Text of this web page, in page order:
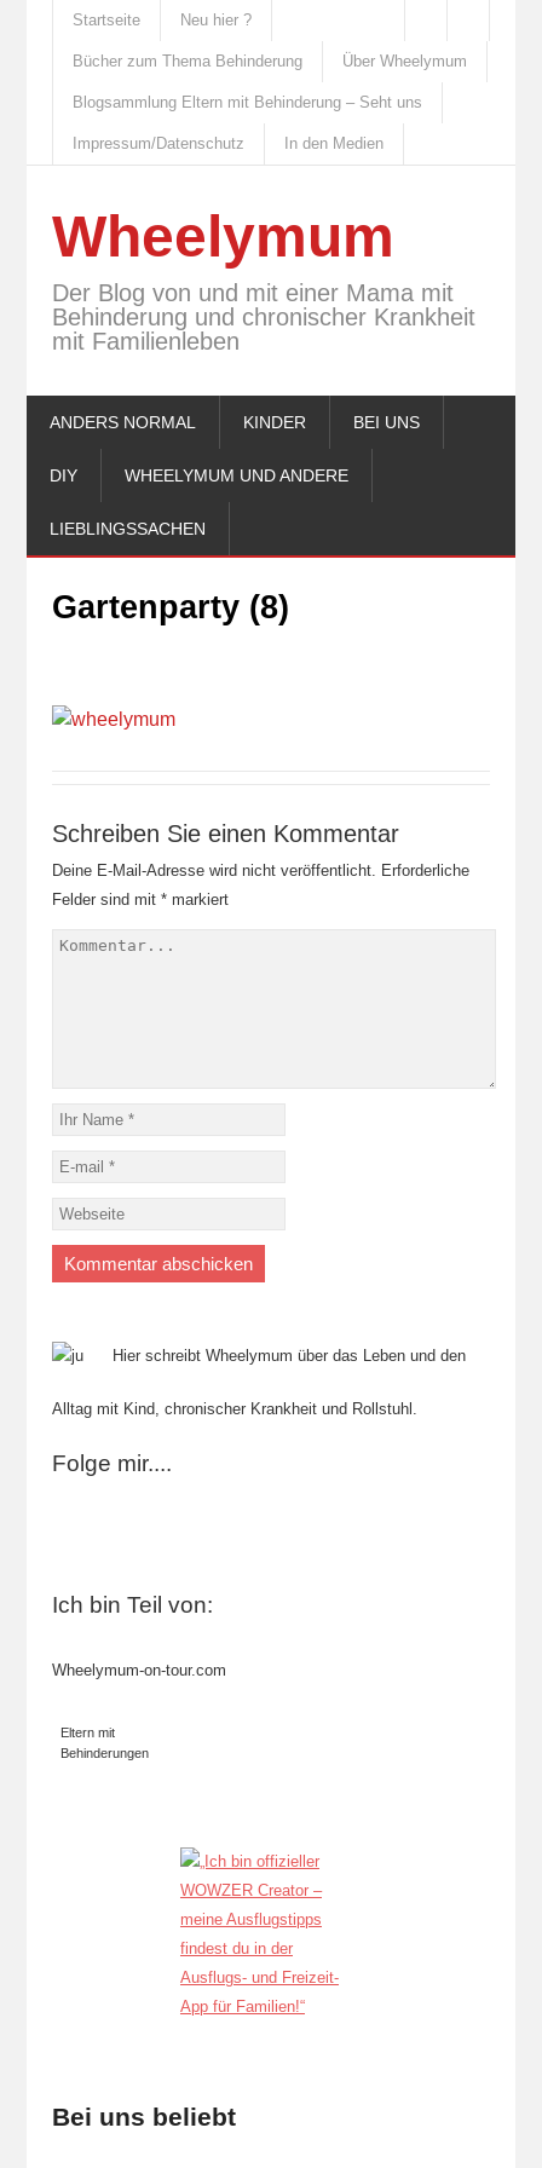
Startseite Neu hier ?
Bücher zum Thema Behinderung Über Wheelymum
Blogsammlung Eltern mit Behinderung – Seht uns
Impressum/Datenschutz In den Medien
Wheelymum
Der Blog von und mit einer Mama mit
Behinderung und chronischer Krankheit
mit Familienleben
ANDERS NORMAL KINDER BEI UNS
DIY WHEELYMUM UND ANDERE
LIEBLINGSSACHEN
Gartenparty (8)
Schreiben Sie einen Kommentar
Deine E-Mail-Adresse wird nicht veröffentlicht. Erforderliche
Felder sind mit *markiert
Hier schreibt Wheelymum über das Leben und den
Alltag mit Kind, chronischer Krankheit und Rollstuhl.
Folge mir....
Ich bin Teil von:
Wheelymum-on-tour.com
Eltern mit
Behinderungen
Bei uns beliebt